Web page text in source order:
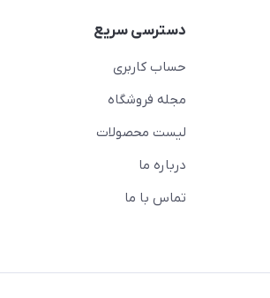
دسترسی سریع
حساب کاربری
مجله فروشگاه
لیست محصولات
درباره ما
تماس با ما